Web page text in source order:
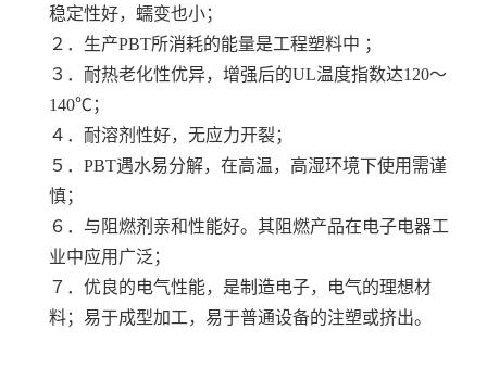
稳定性好，蠕变也小；
２．生产PBT所消耗的能量是工程塑料中 ；
３．耐热老化性优异，增强后的UL温度指数达120～
140℃；
４．耐溶剂性好，无应力开裂；
５．PBT遇水易分解，在高温，高湿环境下使用需谨
慎；
６．与阻燃剂亲和性能好。其阻燃产品在电子电器工
业中应用广泛；
７．优良的电气性能，是制造电子，电气的理想材
料；易于成型加工，易于普通设备的注塑或挤出。